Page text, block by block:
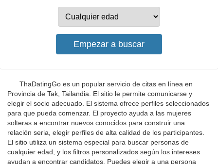
ThaDatingGo es un popular servicio de citas en línea en
Provincia de Tak, Tailandia. El sitio le permite comunicarse y
elegir el socio adecuado. El sistema ofrece perfiles seleccionados
para que pueda comenzar. El proyecto ayuda a las mujeres
solteras a encontrar nuevos conocidos para construir una
relación seria, elegir perfiles de alta calidad de los participantes.
El sitio utiliza un sistema especial para buscar personas de
cualquier edad, y los filtros personalizados según los intereses
ayudan a encontrar candidatos. Puedes elegir a una persona